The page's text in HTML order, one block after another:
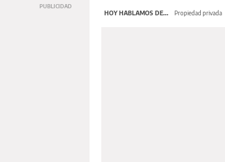
HOY HABLAMOS DE... Propiedad privada